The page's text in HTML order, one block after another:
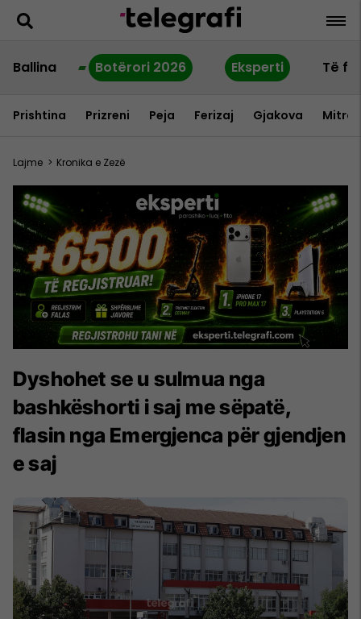
Ballina Botërori 2026 Eksperti Të
Prishtina Prizreni Peja Ferizaj Gjakova
Lajme > Kronika e Zezë
Dyshohet se u sulmua nga
bashkëshorti i saj me sëpatë,
flasin nga Emergjenca për gjendjen
e saj